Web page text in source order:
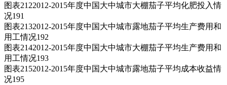
图表2122012-2015年度中国大中城市大棚茄子平均化肥投入情
况191
图表2132012-2015年度中国大中城市露地茄子平均生产费用和
用工情况192
图表2142012-2015年度中国大中城市大棚茄子平均生产费用和
用工情况193
图表2152012-2015年度中国大中城市露地茄子平均成本收益情
况195